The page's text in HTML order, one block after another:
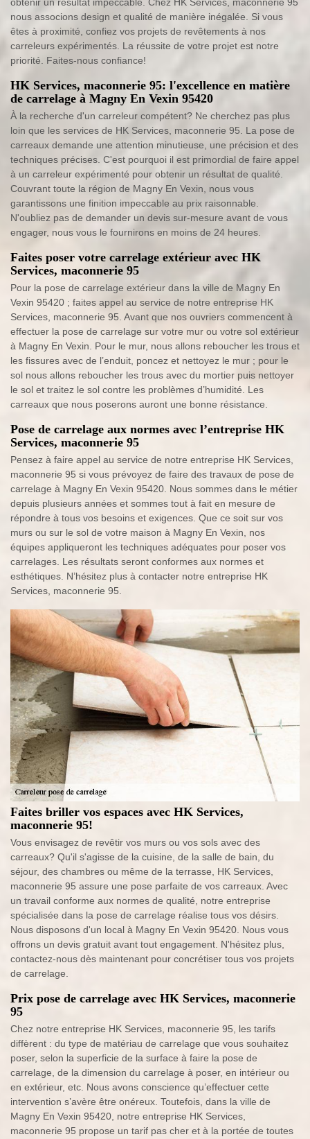
obtenir un résultat impeccable. Chez HK Services, maconnerie 95
nous associons design et qualité de manière inégalée. Si vous
êtes à proximité, confiez vos projets de revêtements à nos
carreleurs expérimentés. La réussite de votre projet est notre
priorité. Faites-nous confiance!
HK Services, maconnerie 95: l'excellence en matière
de carrelage à Magny En Vexin 95420
À la recherche d'un carreleur compétent? Ne cherchez pas plus
loin que les services de HK Services, maconnerie 95. La pose de
carreaux demande une attention minutieuse, une précision et des
techniques précises. C'est pourquoi il est primordial de faire appel
à un carreleur expérimenté pour obtenir un résultat de qualité.
Couvrant toute la région de Magny En Vexin, nous vous
garantissons une finition impeccable au prix raisonnable.
N'oubliez pas de demander un devis sur-mesure avant de vous
engager, nous vous le fournirons en moins de 24 heures.
Faites poser votre carrelage extérieur avec HK
Services, maconnerie 95
Pour la pose de carrelage extérieur dans la ville de Magny En
Vexin 95420 ; faites appel au service de notre entreprise HK
Services, maconnerie 95. Avant que nos ouvriers commencent à
effectuer la pose de carrelage sur votre mur ou votre sol extérieur
à Magny En Vexin. Pour le mur, nous allons reboucher les trous et
les fissures avec de l’enduit, poncez et nettoyez le mur ; pour le
sol nous allons reboucher les trous avec du mortier puis nettoyer
le sol et traitez le sol contre les problèmes d’humidité. Les
carreaux que nous poserons auront une bonne résistance.
Pose de carrelage aux normes avec l’entreprise HK
Services, maconnerie 95
Pensez à faire appel au service de notre entreprise HK Services,
maconnerie 95 si vous prévoyez de faire des travaux de pose de
carrelage à Magny En Vexin 95420. Nous sommes dans le métier
depuis plusieurs années et sommes tout à fait en mesure de
répondre à tous vos besoins et exigences. Que ce soit sur vos
murs ou sur le sol de votre maison à Magny En Vexin, nos
équipes appliqueront les techniques adéquates pour poser vos
carrelages. Les résultats seront conformes aux normes et
esthétiques. N’hésitez plus à contacter notre entreprise HK
Services, maconnerie 95.
Faites briller vos espaces avec HK Services,
maconnerie 95!
Vous envisagez de revêtir vos murs ou vos sols avec des
carreaux? Qu'il s'agisse de la cuisine, de la salle de bain, du
séjour, des chambres ou même de la terrasse, HK Services,
maconnerie 95 assure une pose parfaite de vos carreaux. Avec
un travail conforme aux normes de qualité, notre entreprise
spécialisée dans la pose de carrelage réalise tous vos désirs.
Nous disposons d'un local à Magny En Vexin 95420. Nous vous
offrons un devis gratuit avant tout engagement. N'hésitez plus,
contactez-nous dès maintenant pour concrétiser tous vos projets
de carrelage.
Prix pose de carrelage avec HK Services, maconnerie
95
Chez notre entreprise HK Services, maconnerie 95, les tarifs
diffèrent : du type de matériau de carrelage que vous souhaitez
poser, selon la superficie de la surface à faire la pose de
carrelage, de la dimension du carrelage à poser, en intérieur ou
en extérieur, etc. Nous avons conscience qu’effectuer cette
intervention s’avère être onéreux. Toutefois, dans la ville de
Magny En Vexin 95420, notre entreprise HK Services,
maconnerie 95 propose un tarif pas cher et à la portée de toutes